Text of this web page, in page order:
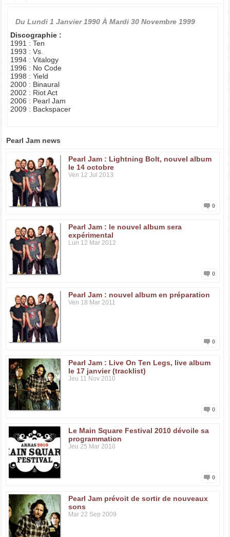
DuLundi 1 Janvier 1990 ÀMardi 30 Novembre 1999
Discographie :
1991 : Ten
1993 : Vs.
1994 : Vitalogy
1996 : No Code
1998 : Yield
2000 : Binaural
2002 : Riot Act
2006 : Pearl Jam
2009 : Backspacer
Pearl Jam news
Pearl Jam : Lightning Bolt, nouvel album
le 14 octobre
Ven 12 Jul 2013
0
Pearl Jam : le nouvel album sera
expérimental
Lun 12 Mar 2012
0
Pearl Jam : nouvel album en préparation
Ven 18 Mar 2011
0
Pearl Jam : Live On Ten Legs, live album
le 17 janvier (tracklist)
Jeu 11 Nov 2010
0
Le Main Square Festival 2010 dévoile sa
programmation
Jeu 25 Mar 2010
0
Pearl Jam prévoit de sortir de nouveaux
sons
Mar 22 Sep 2009